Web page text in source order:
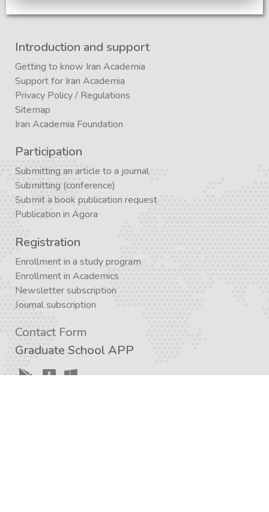
Introduction and support
Getting to know Iran Academia
Support for Iran Academia
Privacy Policy/ Regulations
Sitemap
Iran Academia Foundation
Participation
Submitting an article to a journal
Submitting (conference)
Submit a book publication request
Publication in Agora
Registration
Enrollment in a study program
Enrollment in Academics
Newsletter subscription
Journal subscription
Contact Form
Graduate School APP